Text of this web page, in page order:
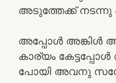
അടുത്തേക്ക് നടന്നു
അപ്പോൾ
കാര്യം
പോയി അവനു